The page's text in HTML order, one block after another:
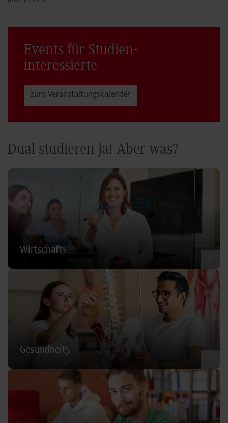
Events für Studien­
interessierte
zum Veranstaltungs­kalender
Dual studieren ja! Aber was?
Wirtschaft
Gesundheit